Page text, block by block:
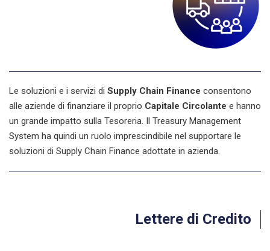
Le soluzioni e i servizi di Supply Chain Finance consentono
alle aziende di finanziare il proprio Capitale Circolante e hanno
un grande impatto sulla Tesoreria. Il Treasury Management
System ha quindi un ruolo imprescindibile nel supportare le
soluzioni di Supply Chain Finance adottate in azienda.
Lettere di Credito